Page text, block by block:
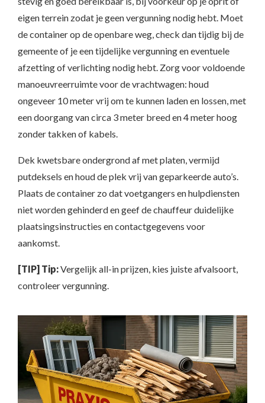
eigen terrein zodat je geen vergunning nodig hebt. Moet
de container op de openbare weg, check dan tijdig bij de
gemeente of je een tijdelijke vergunning en eventuele
afzetting of verlichting nodig hebt. Zorg voor voldoende
manoeuvreerruimte voor de vrachtwagen: houd
ongeveer 10 meter vrij om te kunnen laden en lossen, met
een doorgang van circa 3 meter breed en 4 meter hoog
zonder takken of kabels.
Dek kwetsbare ondergrond af met platen, vermijd
putdeksels en houd de plek vrij van geparkeerde auto’s.
Plaats de container zo dat voetgangers en hulpdiensten
niet worden gehinderd en geef de chauffeur duidelijke
plaatsingsinstructies en contactgegevens voor
aankomst.
[TIP] Tip:Vergelijk all-in prijzen, kies juiste afvalsoort,
controleer vergunning.